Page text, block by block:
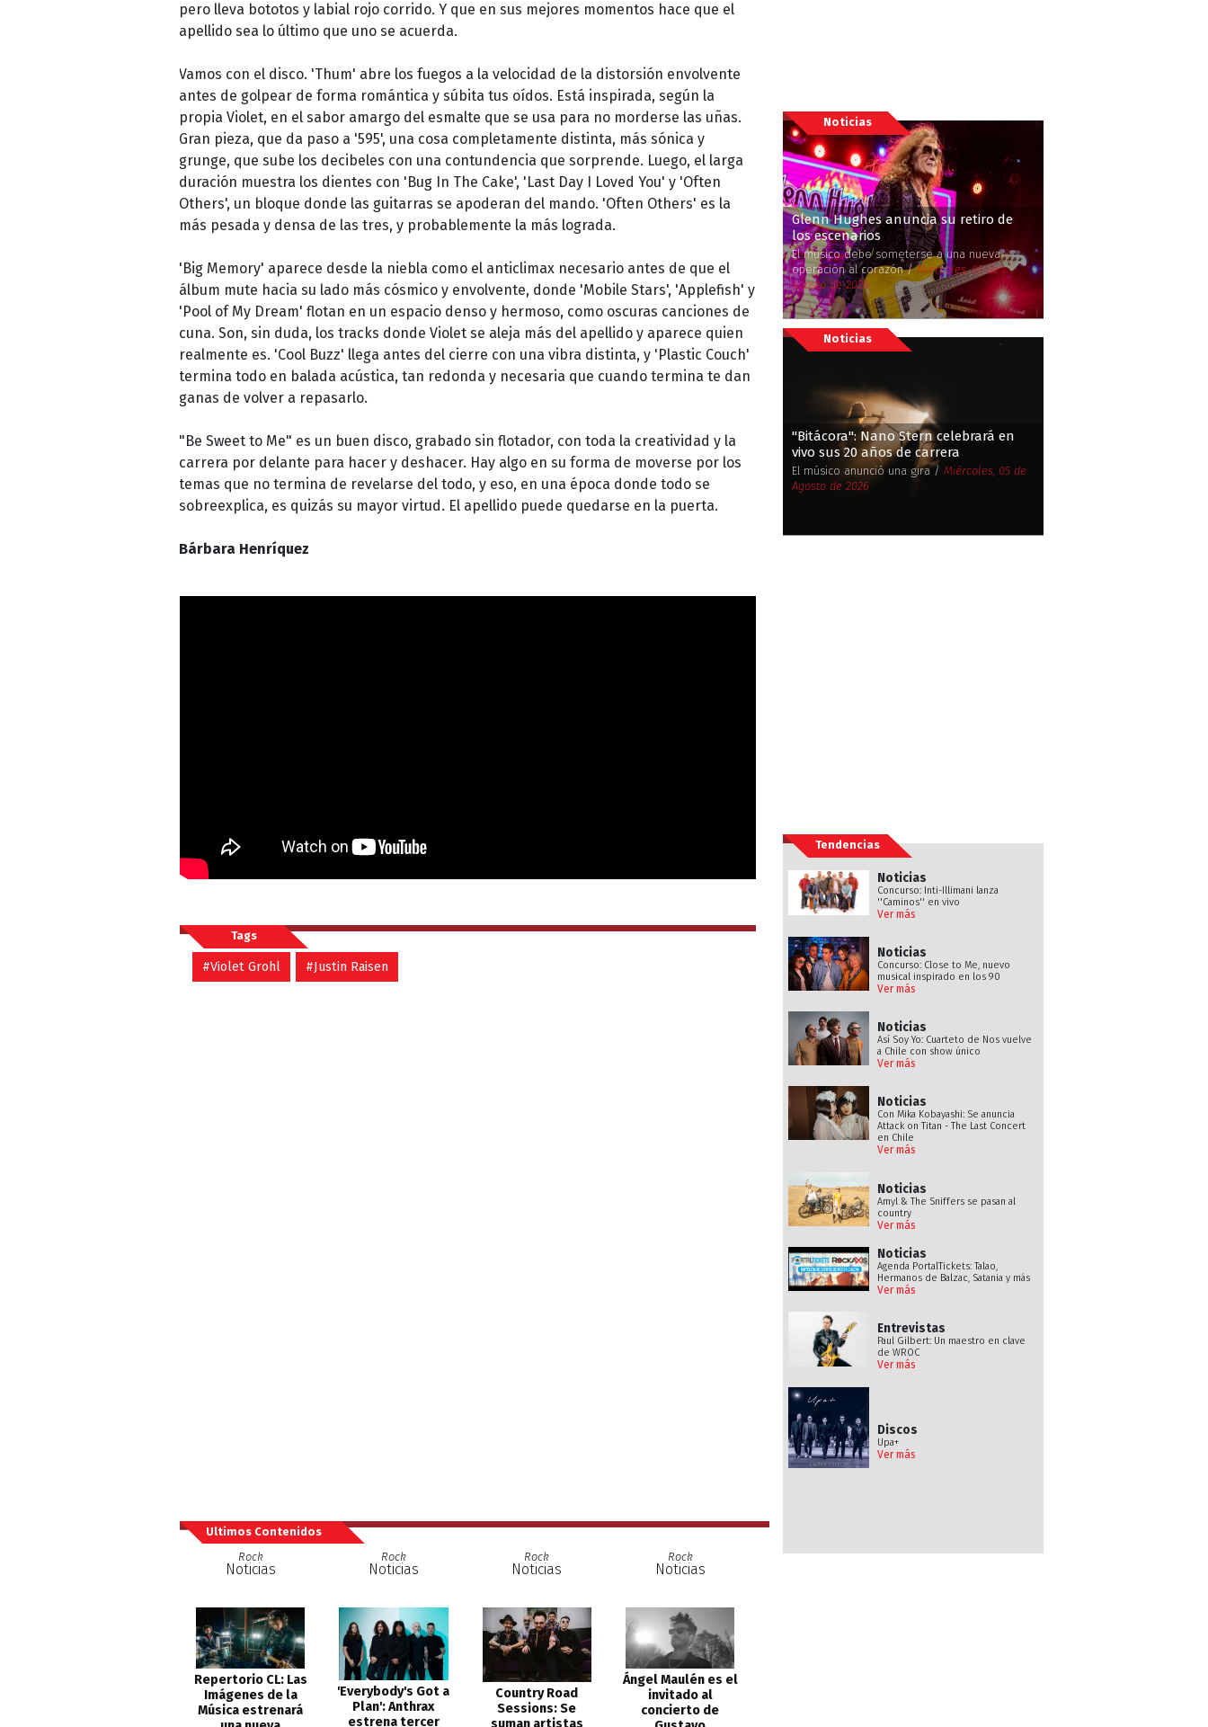
pero lleva bototos y labial rojo corrido. Y que en sus mejores momentos hace que el
apellido sea lo último que uno se acuerda.
Vamos con el disco. 'Thum' abre los fuegos a la velocidad de la distorsión envolvente
antes de golpear de forma romántica y súbita tus oídos. Está inspirada, según la
propia Violet, en el sabor amargo del esmalte que se usa para no morderse las uñas.
Gran pieza, que da paso a '595', una cosa completamente distinta, más sónica y
grunge, que sube los decibeles con una contundencia que sorprende. Luego, el larga
duración muestra los dientes con 'Bug In The Cake', 'Last Day I Loved You' y 'Often
Others', un bloque donde las guitarras se apoderan del mando. 'Often Others' es la
más pesada y densa de las tres, y probablemente la más lograda.
'Big Memory' aparece desde la niebla como el anticlimax necesario antes de que el
álbum mute hacia su lado más cósmico y envolvente, donde 'Mobile Stars', 'Applefish' y
'Pool of My Dream' flotan en un espacio denso y hermoso, como oscuras canciones de
cuna. Son, sin duda, los tracks donde Violet se aleja más del apellido y aparece quien
realmente es. 'Cool Buzz' llega antes del cierre con una vibra distinta, y 'Plastic Couch'
termina todo en balada acústica, tan redonda y necesaria que cuando termina te dan
ganas de volver a repasarlo.
"Be Sweet to Me" es un buen disco, grabado sin flotador, con toda la creatividad y la
carrera por delante para hacer y deshacer. Hay algo en su forma de moverse por los
temas que no termina de revelarse del todo, y eso, en una época donde todo se
sobreexplica, es quizás su mayor virtud. El apellido puede quedarse en la puerta.
Bárbara Henríquez
Tags
#Violet Grohl #Justin Raisen
Ultimos Contenidos
Rock
Noticias
Repertorio CL: Las
Imágenes de la
Música estrenará
Rock
Noticias
'Everybody's Got a
Plan': Anthrax
estrena tercer
Rock
Noticias
Country Road
Sessions: Se
suman artistas
Rock
Noticias
Ángel Maulén es el
invitado al
concierto de
Noticias
Glenn Hughes anuncia su retiro de
los escenarios
El músico debe someterse a una nueva
operación al corazón /Miércoles, 05 de
Agosto de 2026
Noticias
''Bitácora'': Nano Stern celebrará en
vivo sus 20 años de carrera
El músico anunció una gira /Miércoles, 05 de
Agosto de 2026
Tendencias
Noticias
Concurso: Inti-Illimani lanza
''Caminos'' en vivo
Ver más
Noticias
Concurso: Close to Me, nuevo
musical inspirado en los 90
Ver más
Noticias
Así Soy Yo: Cuarteto de Nos vuelve
a Chile con show único
Ver más
Noticias
Con Mika Kobayashi: Se anuncia
Attack on Titan - The Last Concert
en Chile
Ver más
Noticias
Amyl & The Sniffers se pasan al
country
Ver más
Noticias
Agenda PortalTickets: Talao,
Hermanos de Balzac, Satania y más
Ver más
Entrevistas
Paul Gilbert: Un maestro en clave
de WROC
Ver más
Discos
Upa+
Ver más